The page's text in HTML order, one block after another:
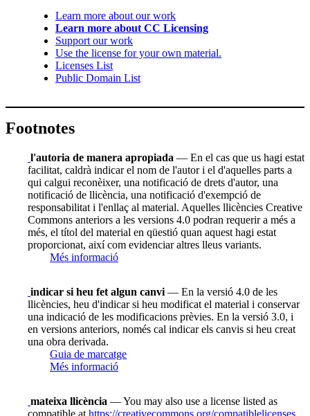
Learn more about our work
Learn more about CC Licensing
Support our work
Use the license for your own material.
Licenses List
Public Domain List
Footnotes
l'autoria de manera apropiada — En el cas que us hagi estat
facilitat, caldrà indicar el nom de l'autor i el d'aquelles parts a
qui calgui reconèixer, una notificació de drets d'autor, una
notificació de llicència, una notificació d'exempció de
responsabilitat i l'enllaç al material. Aquelles llicències Creative
Commons anteriors a les versions 4.0 podran requerir a més a
més, el títol del material en qüestió quan aquest hagi estat
proporcionat, així com evidenciar altres lleus variants.
Més informació
indicar si heu fet algun canvi — En la versió 4.0 de les
llicències, heu d'indicar si heu modificat el material i conservar
una indicació de les modificacions prèvies. En la versió 3.0, i
en versions anteriors, només cal indicar els canvis si heu creat
una obra derivada.
Guia de marcatge
Més informació
mateixa llicència — You may also use a license listed as
compatible at https://creativecommons.org/compatiblelicenses